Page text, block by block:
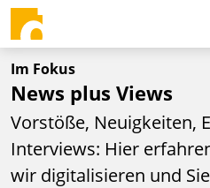
Im Fokus
News plus Views
Vorstöße, Neuigkeiten,
Interviews: Hier
wir digitalisieren und